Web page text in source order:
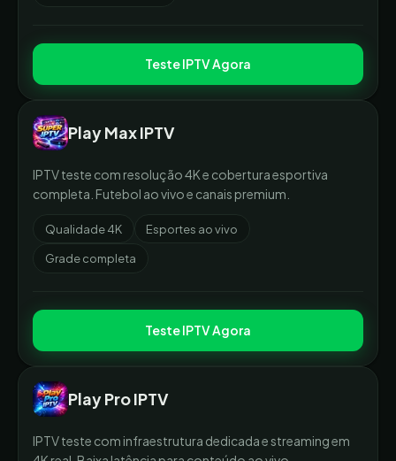
Teste IPTV Agora
Play Max IPTV
IPTV teste com resolução 4K e cobertura esportiva
completa. Futebol ao vivo e canais premium.
Qualidade 4K Esportes ao vivo
Grade completa
Teste IPTV Agora
Play Pro IPTV
IPTV teste com infraestrutura dedicada e streaming em